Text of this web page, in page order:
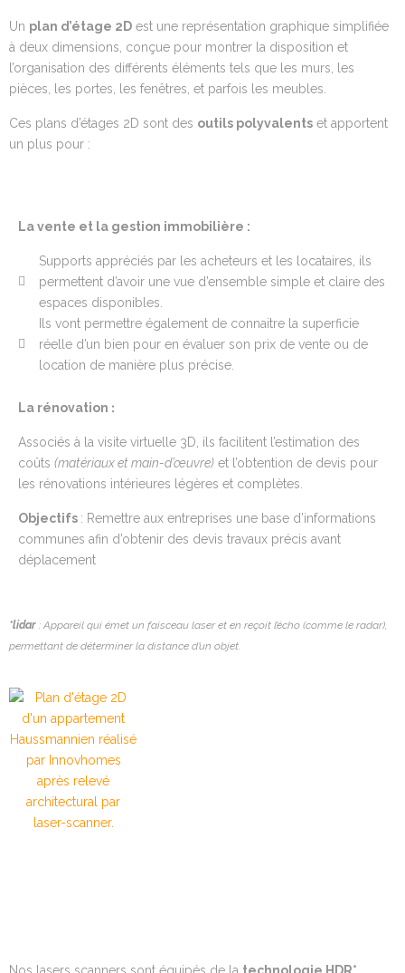
Un plan d’étage 2D est une représentation graphique simplifiée
à deux dimensions, conçue pour montrer la disposition et
l’organisation des différents éléments tels que les murs, les
pièces, les portes, les fenêtres, et parfois les meubles.
Ces plans d’étages 2D sont des outils polyvalents et apportent
un plus pour :
La vente et la gestion immobilière :
Supports appréciés par les acheteurs et les locataires, ils
permettent d’avoir une vue d’ensemble simple et claire des
espaces disponibles.
Ils vont permettre également de connaitre la superficie
réelle d’un bien pour en évaluer son prix de vente ou de
location de manière plus précise.
La rénovation :
Associés à la visite virtuelle 3D, ils facilitent l’estimation des
coûts (matériaux et main-d’œuvre) et l’obtention de devis pour
les rénovations intérieures légères et complètes.
Objectifs : Remettre aux entreprises une base d’informations
communes afin d’obtenir des devis travaux précis avant
déplacement
*lidar : Appareil qui émet un faisceau laser et en reçoit l’écho (comme le radar),
permettant de déterminer la distance d’un objet.